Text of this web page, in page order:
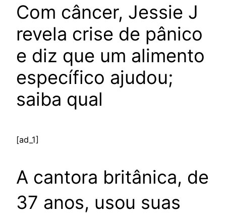
Com câncer, Jessie J
revela crise de pânico
e diz que um alimento
específico ajudou;
saiba qual
[ad_1]
A cantora britânica, de
37 anos, usou suas